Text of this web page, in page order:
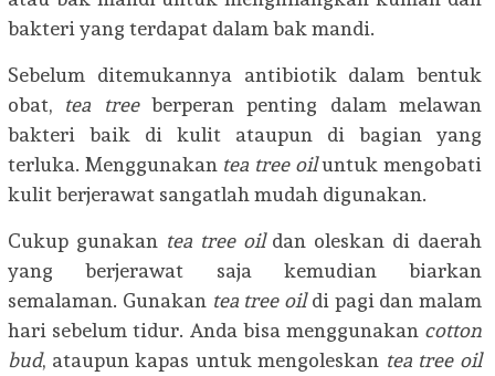
bakteri yang terdapat dalam bak mandi.
Sebelum ditemukannya antibiotik dalam bentuk
obat, tea treeberperan penting dalam melawan
bakteri baik di kulit ataupun di bagian yang
terluka. Menggunakan tea tree oiluntuk mengobati
kulit berjerawat sangatlah mudah digunakan.
Cukup gunakan tea tree oildan oleskan di daerah
yang berjerawat saja kemudian biarkan
semalaman. Gunakan tea tree oildi pagi dan malam
hari sebelum tidur. Anda bisa menggunakan cotton
bud, ataupun kapas untuk mengoleskan tea tree oil